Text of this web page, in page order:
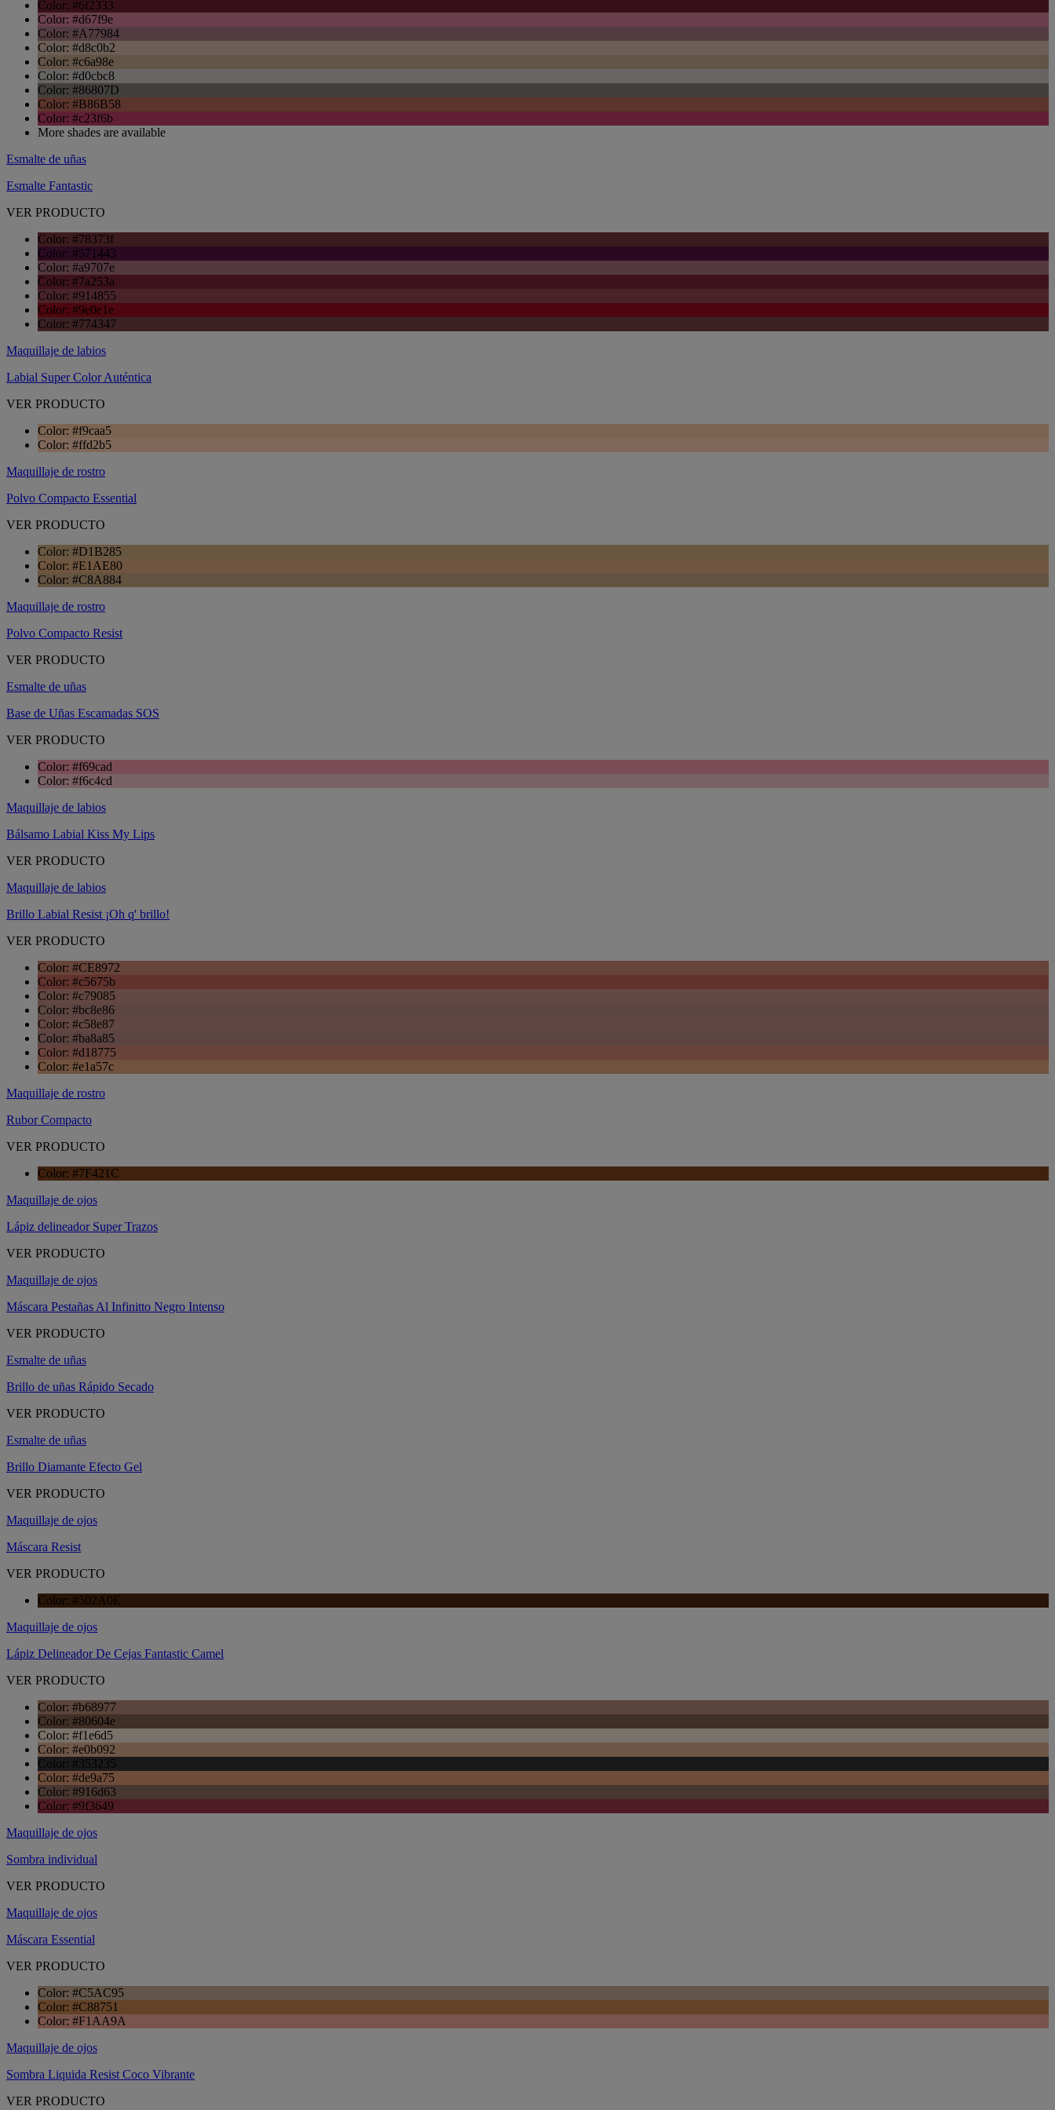
Color: #6f2333
Color: #d67f9e
Color: #A77984
Color: #d8c0b2
Color: #c6a98e
Color: #d0cbc8
Color: #86807D
Color: #B86B58
Color: #c23f6b
More shades are available
Esmalte de uñas
Esmalte Fantastic
VER PRODUCTO
Color: #78373f
Color: #571443
Color: #a9707e
Color: #7a253a
Color: #914855
Color: #9e0e1e
Color: #774347
Maquillaje de labios
Labial Super Color Auténtica
VER PRODUCTO
Color: #f9caa5
Color: #ffd2b5
Maquillaje de rostro
Polvo Compacto Essential
VER PRODUCTO
Color: #D1B285
Color: #E1AE80
Color: #C8A884
Maquillaje de rostro
Polvo Compacto Resist
VER PRODUCTO
Esmalte de uñas
Base de Uñas Escamadas SOS
VER PRODUCTO
Color: #f69cad
Color: #f6c4cd
Maquillaje de labios
Bálsamo Labial Kiss My Lips
VER PRODUCTO
Maquillaje de labios
Brillo Labial Resist ¡Oh q' brillo!
VER PRODUCTO
Color: #CE8972
Color: #c5675b
Color: #c79085
Color: #bc8e86
Color: #c58e87
Color: #ba8a85
Color: #d18775
Color: #e1a57c
Maquillaje de rostro
Rubor Compacto
VER PRODUCTO
Color: #7F421C
Maquillaje de ojos
Lápiz delineador Super Trazos
VER PRODUCTO
Maquillaje de ojos
Máscara Pestañas Al Infinitto Negro Intenso
VER PRODUCTO
Esmalte de uñas
Brillo de uñas Rápido Secado
VER PRODUCTO
Esmalte de uñas
Brillo Diamante Efecto Gel
VER PRODUCTO
Maquillaje de ojos
Máscara Resist
VER PRODUCTO
Color: #502A0E
Maquillaje de ojos
Lápiz Delineador De Cejas Fantastic Camel
VER PRODUCTO
Color: #b68977
Color: #80604e
Color: #f1e6d5
Color: #e0b092
Color: #353235
Color: #de9a75
Color: #916d63
Color: #9f3649
Maquillaje de ojos
Sombra individual
VER PRODUCTO
Maquillaje de ojos
Máscara Essential
VER PRODUCTO
Color: #C5AC95
Color: #C88751
Color: #F1AA9A
Maquillaje de ojos
Sombra Liquida Resist Coco Vibrante
VER PRODUCTO